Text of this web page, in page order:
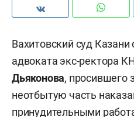
Вахитовский суд Казани
адвоката экс-ректора
Дьяконова, просившего
неотбытую часть
принудительными